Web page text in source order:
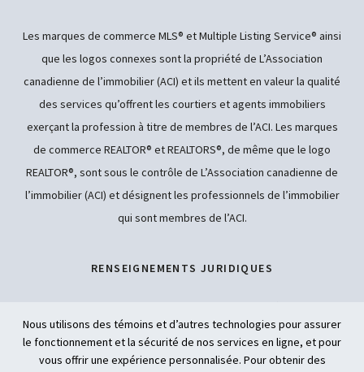
RENSEIGNEMENTS JURIDIQUES
ACCESSIBILITÉ
Les marques de commerce MLS® et Multiple Listing Service® ainsi
que les logos connexes sont la propriété de L’Association
canadienne de l’immobilier (ACI) et ils mettent en valeur la qualité
des services qu’offrent les courtiers et agents immobiliers
exerçant la profession à titre de membres de l’ACI. Les marques
de commerce REALTOR® et REALTORS®, de même que le logo
REALTOR®, sont sous le contrôle de L’Association canadienne de
l’immobilier (ACI) et désignent les professionnels de l’immobilier
qui sont membres de l’ACI.
Nous utilisons des témoins et d’autres technologies pour assurer
le fonctionnement et la sécurité de nos services en ligne, et pour
vous offrir une expérience personnalisée. Pour obtenir des